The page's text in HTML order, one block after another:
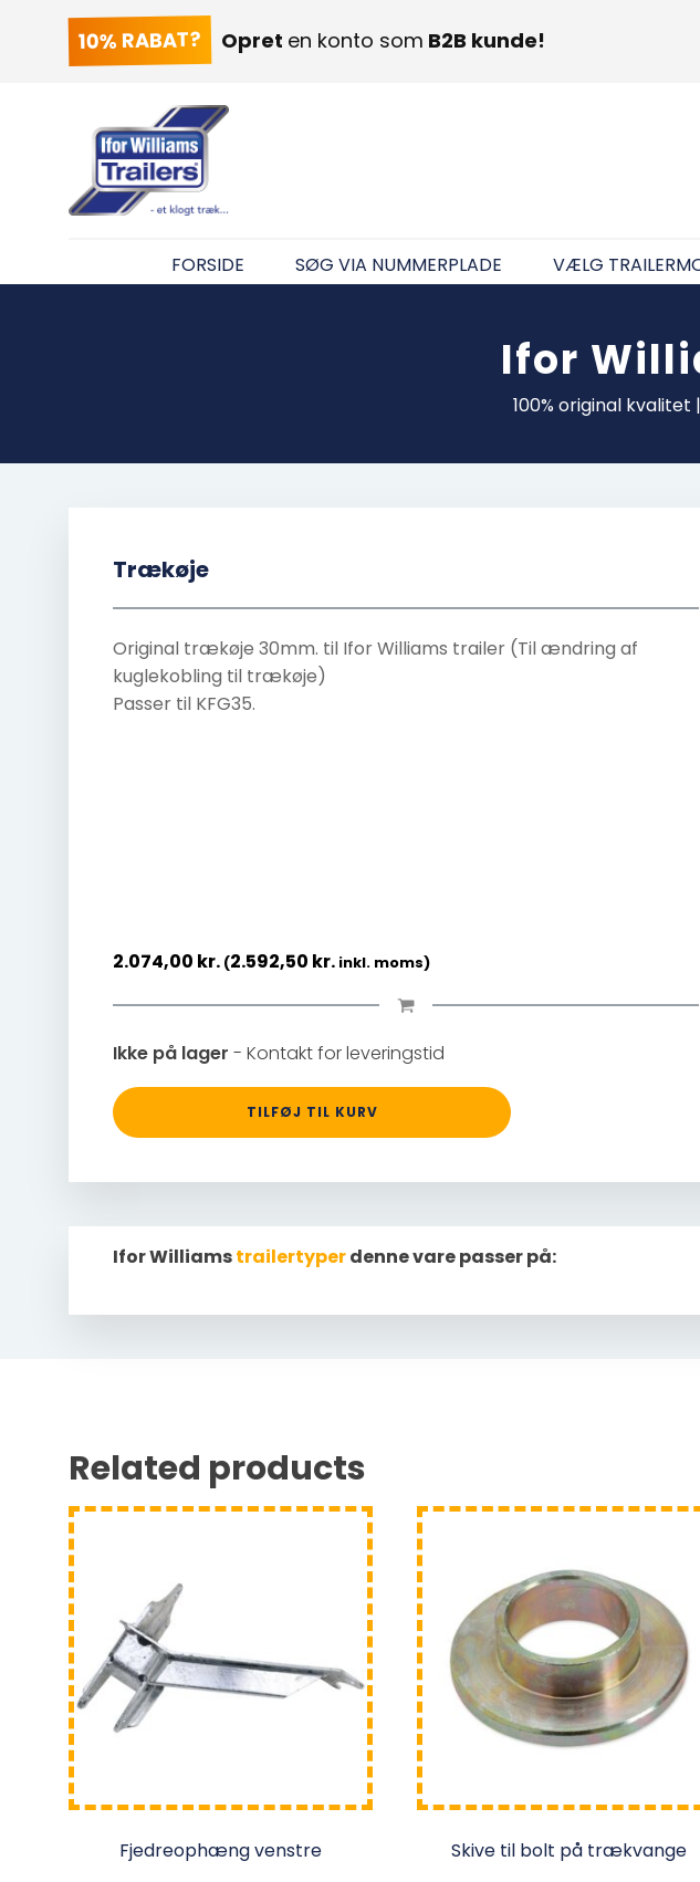
10% RABAT? Opret en konto som B2B kunde!
FORSIDE SØG VIA NUMMERPLADE VÆLG
Ifor
100% original
Trækøje
Original trækøje 30mm. til Ifor Williams trailer (Til ændring af
kuglekobling til trækøje)
Passer til KFG35.
2.074,00 kr. (2.592,50 kr. inkl. moms)
Ikke på lager - Kontakt for leveringstid
TILFØJ TIL KURV
Ifor Williamstrailertyperdenne vare passer på:
Related products
Fjedreophæng venstre
Skive til bolt på trækvange